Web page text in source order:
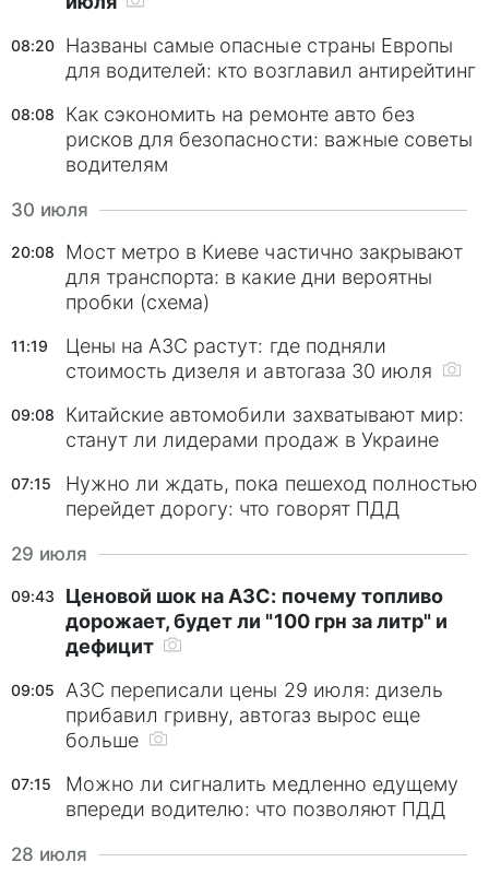
08:20
Названы самые опасные страны Европы
для водителей: кто возглавил антирейтинг
08:08
Как сэкономить на ремонте авто без
рисков для безопасности: важные советы
водителям
30 июля
20:08
Мост метро в Киеве частично закрывают
для транспорта: в какие дни вероятны
пробки (схема)
11:19
Цены на АЗС растут: где подняли
стоимость дизеля и автогаза 30 июля
09:08
Китайские автомобили захватывают мир:
станут ли лидерами продаж в Украине
07:15
Нужно ли ждать, пока пешеход полностью
перейдет дорогу: что говорят ПДД
29 июля
09:43
Ценовой шок на АЗС: почему топливо
дорожает, будет ли "100 грн за литр" и
дефицит
09:05
АЗС переписали цены 29 июля: дизель
прибавил гривну, автогаз вырос еще
больше
07:15
Можно ли сигналить медленно едущему
впереди водителю: что позволяют ПДД
28 июля